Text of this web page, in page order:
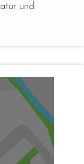
und